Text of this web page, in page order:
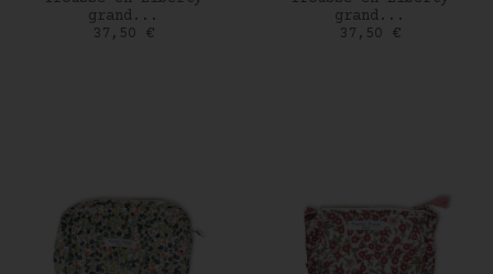
grand...
Prix
37,50 €
grand...
Prix
37,50 €